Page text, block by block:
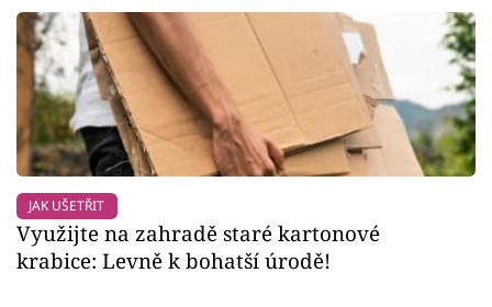
JAK UŠETŘIT
Využijte na zahradě staré kartonové
krabice: Levně k bohatší úrodě!